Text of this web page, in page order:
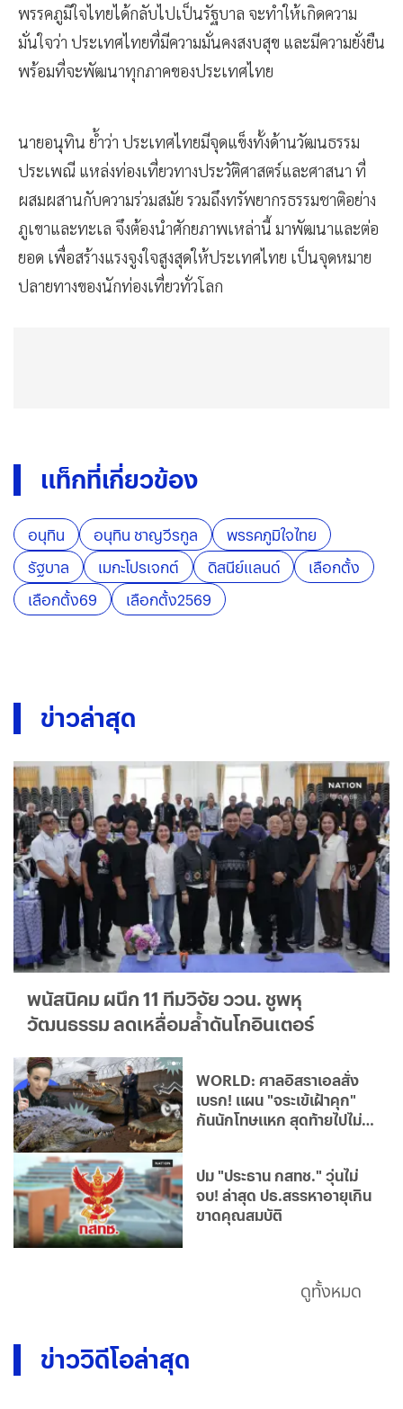
พรรคภูมิใจไทยได้กลับไปเป็นรัฐบาล จะทำให้เกิดความ
มั่นใจว่า ประเทศไทยที่มีความมั่นคงสงบสุข และมีความยั่งยืน
พร้อมที่จะพัฒนาทุกภาคของประเทศไทย
นายอนุทิน ย้ำว่า ประเทศไทยมีจุดแข็งทั้งด้านวัฒนธรรม
ประเพณี แหล่งท่องเที่ยวทางประวัติศาสตร์และศาสนา ที่
ผสมผสานกับความร่วมสมัย รวมถึงทรัพยากรธรรมชาติอย่าง
ภูเขาและทะเล จึงต้องนำศักยภาพเหล่านี้ มาพัฒนาและต่อ
ยอด เพื่อสร้างแรงจูงใจสูงสุดให้ประเทศไทย เป็นจุดหมาย
ปลายทางของนักท่องเที่ยวทั่วโลก
แท็กที่เกี่ยวข้อง
อนุทิน อนุทิน ชาญวีรกูล
พรรคภูมิใจไทย
รัฐบาล
เมกะโปรเจกต์ ดิสนีย์แลนด์
เลือกตั้ง
เลือกตั้ง69
เลือกตั้ง2569
ข่าวล่าสุด
พนัสนิคม ผนึก 11 ทีมวิจัย ววน. ชูพหุ
วัฒนธรรม ลดเหลื่อมล้ำดันโกอินเตอร์
WORLD: ศาลอิสราเอลสั่ง
เบรก! แผน "จระเข้เฝ้าคุก"
กันนักโทษแหก สุดท้ายไปไม่
ปม "ประธาน กสทช." วุ่นไม่
จบ! ล่าสุด ปธ.สรรหาอายุเกิน
ขาดคุณสมบัติ
ดูทั้งหมด
ข่าววิดีโอล่าสุด